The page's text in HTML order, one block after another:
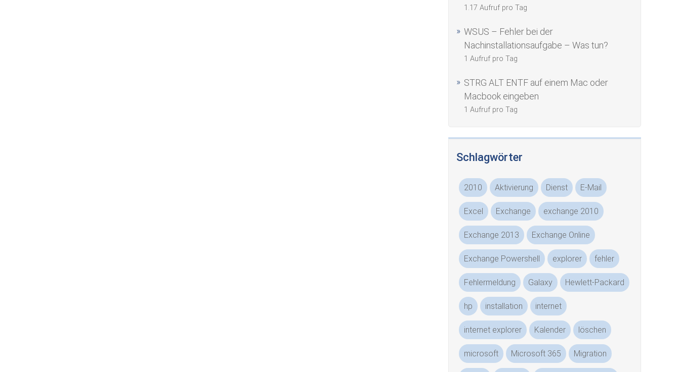
1.17 Aufruf pro Tag
WSUS – Fehler bei der
Nachinstallationsaufgabe – Was tun?
1 Aufruf pro Tag
STRG ALT ENTF auf einem Mac oder
Macbook eingeben
1 Aufruf pro Tag
Schlagwörter
2010 Aktivierung Dienst E-Mail
Excel Exchange exchange 2010
Exchange 2013 Exchange Online
Exchange Powershell explorer fehler
Fehlermeldung Galaxy Hewlett-Packard
hp installation internet
internet explorer Kalender löschen
microsoft Microsoft 365 Migration